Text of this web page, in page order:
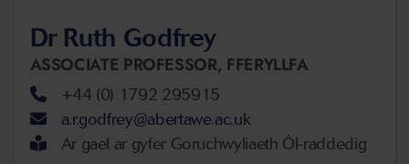
Dr Ruth Godfrey
ASSOCIATE PROFESSOR, FFERYLLFA
+44 (0) 1792 295915
a.r.godfrey@abertawe.ac.uk
Ar gael ar gyfer Goruchwyliaeth Ôl-raddedig